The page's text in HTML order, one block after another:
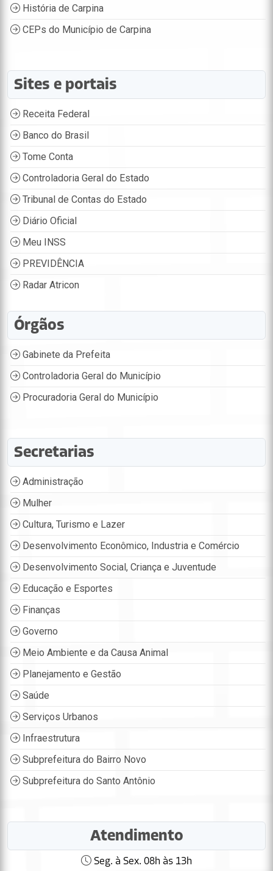
História de Carpina
CEPs do Município de Carpina
Sites e portais
Receita Federal
Banco do Brasil
Tome Conta
Controladoria Geral do Estado
Tribunal de Contas do Estado
Diário Oficial
Meu INSS
PREVIDÊNCIA
Radar Atricon
Órgãos
Gabinete da Prefeita
Controladoria Geral do Município
Procuradoria Geral do Município
Secretarias
Administração
Mulher
Cultura, Turismo e Lazer
Desenvolvimento Econômico, Industria e Comércio
Desenvolvimento Social, Criança e Juventude
Educação e Esportes
Finanças
Governo
Meio Ambiente e da Causa Animal
Planejamento e Gestão
Saúde
Serviços Urbanos
Infraestrutura
Subprefeitura do Bairro Novo
Subprefeitura do Santo Antônio
Atendimento
Seg. à Sex. 08h às 13h